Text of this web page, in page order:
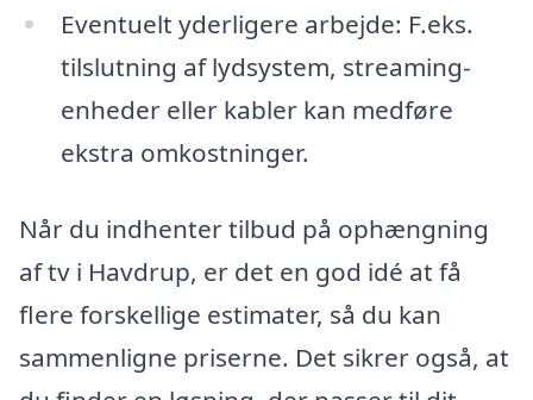
Eventuelt yderligere arbejde: F.eks.
tilslutning af lydsystem, streaming-
enheder eller kabler kan medføre
ekstra omkostninger.
Når du indhenter tilbud på ophængning
af tv i Havdrup, er det en god idé at få
flere forskellige estimater, så du kan
sammenligne priserne. Det sikrer også, at